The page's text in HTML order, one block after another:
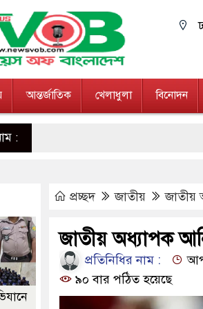
আন্তর্জাতিক খেলাধুলা বিনোদন
:
প্রচ্ছদ জাতীয় জাতীয়
জাতীয় অধ্যাপক
প্রতিনিধির নাম :
৯০ বার পঠিত হয়েছে